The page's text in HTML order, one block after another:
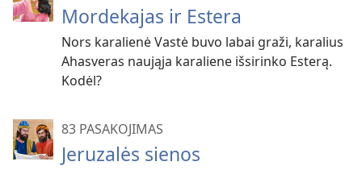
Mordekajas ir Estera
Nors karalienė Vastė buvo labai graži, karalius
Ahasveras naująja karaliene išsirinko Esterą.
Kodėl?
83 PASAKOJIMAS
Jeruzalės sienos